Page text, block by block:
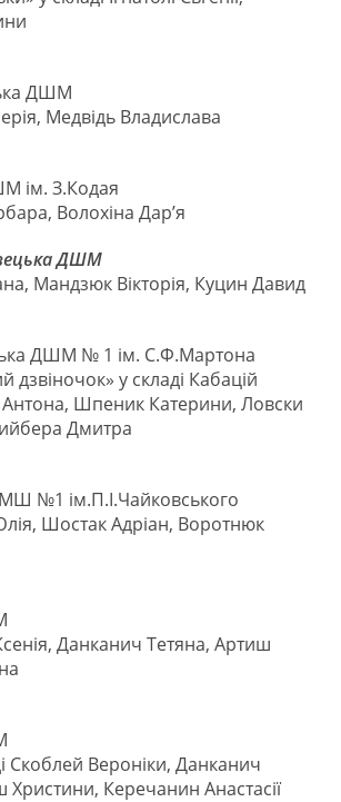
ДШМ
Медвідь Владислава
ім. З.Кодая
Волохіна Дар’я
ДШМ
Мандзюк Вікторія, Куцин Давид
ДШМ № 1 ім. С.Ф.Мартона
дзвіночок» у складі Кабацій
Шпеник Катерини, Ловски
Дмитра
№1 ім.П.І.Чайковського
Шостак Адріан, Воротнюк
Данканич Тетяна, Артиш
Скоблей Вероніки, Данканич
Керечанин Анастасії